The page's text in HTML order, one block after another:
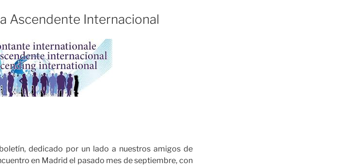
Ascendente Internacional
dedicado por un lado a nuestros amigos de
en Madrid el pasado mes de septiembre, con